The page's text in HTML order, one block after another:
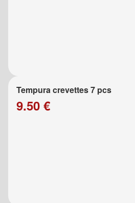
Tempura crevettes 7 pcs
9.50 €